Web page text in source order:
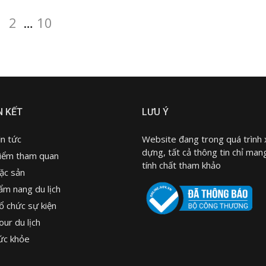
Page
2 … Page
10
KẾT
tức
tham quan
sản
nang du lịch
chức sự kiện
du lịch
khỏe
LƯU Ý
Website đang trong quá trình
dựng, tất cả thông tin chỉ
tính chất tham khảo